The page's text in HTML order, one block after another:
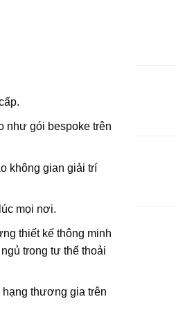
như gói bespoke trên
không gian giải trí
mọi nơi.
thiết kế thông minh
trong tư thế thoải
thương gia trên